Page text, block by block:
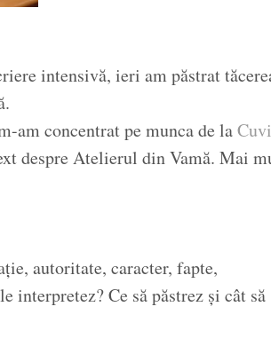
intensivă, ieri am păstrat
am concentrat pe munca de la
despre Atelierul din Vamă. Mai
autoritate, caracter, fapte,
interpretez? Ce să păstrez și cât să